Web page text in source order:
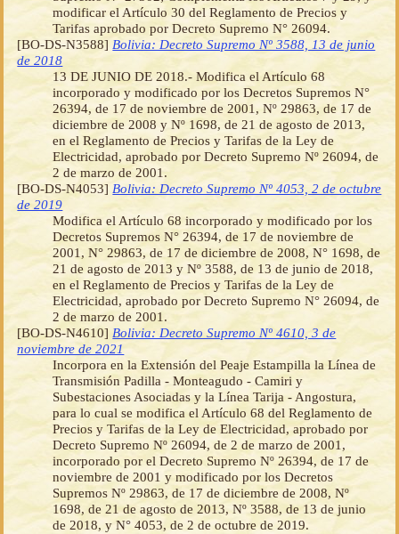
modificar el Artículo 30 del Reglamento de Precios y
Tarifas aprobado por Decreto Supremo N° 26094.
[BO-DS-N3588] Bolivia: Decreto Supremo Nº 3588, 13 de junio
de 2018
13 DE JUNIO DE 2018.- Modifica el Artículo 68
incorporado y modificado por los Decretos Supremos N°
26394, de 17 de noviembre de 2001, Nº 29863, de 17 de
diciembre de 2008 y Nº 1698, de 21 de agosto de 2013,
en el Reglamento de Precios y Tarifas de la Ley de
Electricidad, aprobado por Decreto Supremo Nº 26094, de
2 de marzo de 2001.
[BO-DS-N4053] Bolivia: Decreto Supremo Nº 4053, 2 de octubre
de 2019
Modifica el Artículo 68 incorporado y modificado por los
Decretos Supremos N° 26394, de 17 de noviembre de
2001, N° 29863, de 17 de diciembre de 2008, N° 1698, de
21 de agosto de 2013 y Nº 3588, de 13 de junio de 2018,
en el Reglamento de Precios y Tarifas de la Ley de
Electricidad, aprobado por Decreto Supremo N° 26094, de
2 de marzo de 2001.
[BO-DS-N4610] Bolivia: Decreto Supremo Nº 4610, 3 de
noviembre de 2021
Incorpora en la Extensión del Peaje Estampilla la Línea de
Transmisión Padilla - Monteagudo - Camiri y
Subestaciones Asociadas y la Línea Tarija - Angostura,
para lo cual se modifica el Artículo 68 del Reglamento de
Precios y Tarifas de la Ley de Electricidad, aprobado por
Decreto Supremo Nº 26094, de 2 de marzo de 2001,
incorporado por el Decreto Supremo Nº 26394, de 17 de
noviembre de 2001 y modificado por los Decretos
Supremos Nº 29863, de 17 de diciembre de 2008, Nº
1698, de 21 de agosto de 2013, Nº 3588, de 13 de junio
de 2018, y N° 4053, de 2 de octubre de 2019.